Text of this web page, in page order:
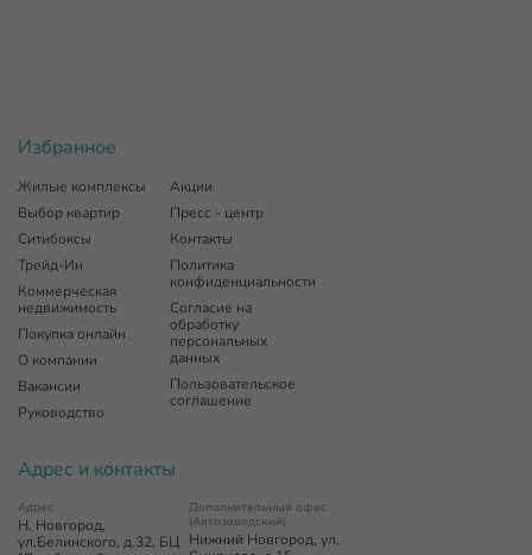
Избранное
Жилые комплексы
Выбор квартир
Ситибоксы
Трейд-Ин
Коммерческая
недвижимость
Покупка онлайн
О компании
Вакансии
Руководство
Акции
Пресс - центр
Контакты
Политика
конфиденциальности
Согласие на
обработку
персональных
данных
Пользовательское
соглашение
Адрес и контакты
Адрес
Н. Новгород,
ул.Белинского, д.32, БЦ
Дополнительный офис
(Автозаводский)
Нижний Новгород, ул.